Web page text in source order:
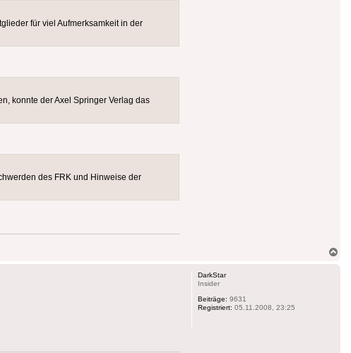
für viel Aufmerksamkeit in der
konnte der Axel Springer Verlag das
des FRK und Hinweise der
DarkStar
Insider
Beiträge: 9631
Registriert: 05.11.2008, 23:25